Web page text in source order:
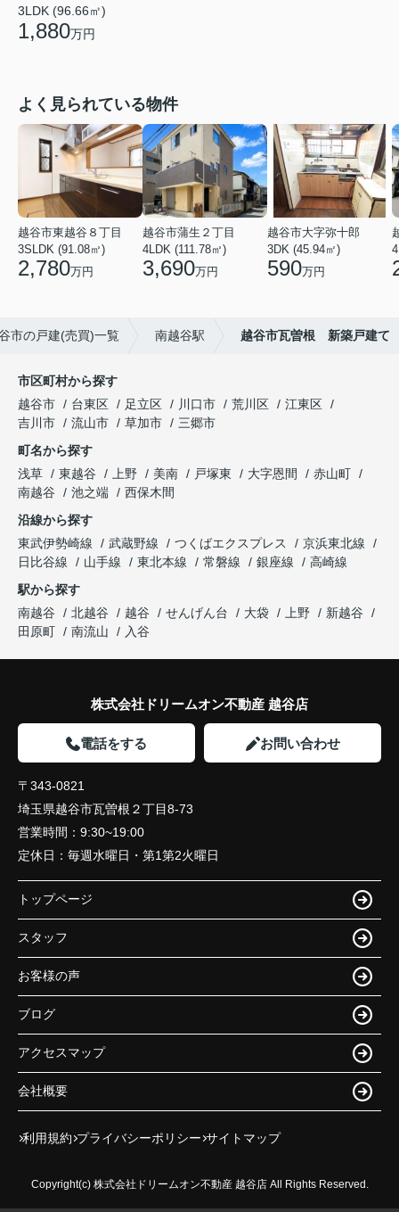
3LDK (96.66㎡)
1,880万円
よく見られている物件
越谷市東越谷８丁目
3SLDK (91.08㎡)
2,780万円
越谷市蒲生２丁目
4LDK (111.78㎡)
3,690万円
越谷市大字弥十郎
3DK (45.94㎡)
590万円
市の戸建(売買)一覧 南越谷駅 越谷市瓦曽根 新築戸建て
市区町村から探す
越谷市
台東区 足立区 川口市 荒川区
江東区
吉川市
流山市 草加市
三郷市
町名から探す
浅草
東越谷 上野 美南 戸塚東 大字恩間
赤山町
南越谷
池之端
西保木間
沿線から探す
東武伊勢崎線
武蔵野線 つくばエクスプレス
京浜東北線
日比谷線
山手線 東北本線 常磐線 銀座線
高崎線
駅から探す
南越谷
北越谷 越谷 せんげん台 大袋 上野
新越谷
田原町
南流山 入谷
株式会社ドリームオン不動産 越谷店
電話をする お問い合わせ
〒343-0821
埼玉県越谷市瓦曽根２丁目8-73
営業時間： 9:30~19:00
定休日： 毎週水曜日・第1第2火曜日
トップページ
スタッフ
お客様の声
ブログ
アクセスマップ
会社概要
利用規約 プライバシーポリシー サイトマップ
Copyright(c) 株式会社ドリームオン不動産 越谷店 All Rights Reserved.